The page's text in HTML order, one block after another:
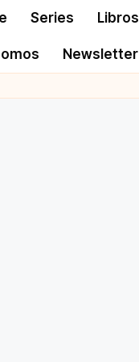
Series Libros
Newsletter